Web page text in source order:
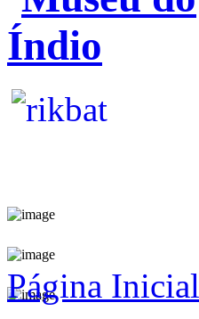
Página Inicial